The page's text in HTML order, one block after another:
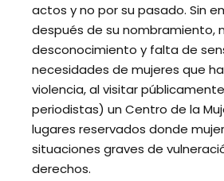
actos y no por su pasado. Sin
después de su nombramiento,
desconocimiento y falta de
necesidades de mujeres que
violencia, al visitar
periodistas) un Centro de la
lugares reservados donde
situaciones graves de
derechos.